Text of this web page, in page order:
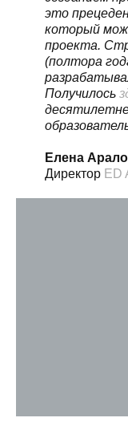
это
который
проекта.
(полтора
Получилось
Елена
Директор ED